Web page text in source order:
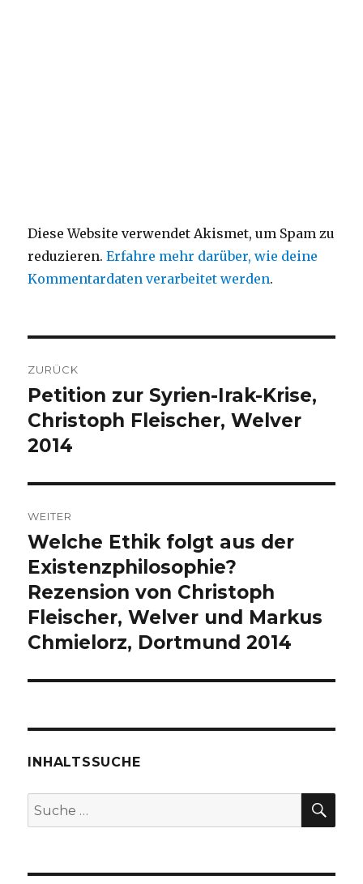
Diese Website verwendet Akismet, um Spam zu
reduzieren.Erfahre mehr darüber, wie deine
Kommentardaten verarbeitet werden.
ZURÜCK
Vorheriger
Beitrag:
Petition zur Syrien-Irak-Krise,
Christoph Fleischer, Welver
2014
WEITER
Nächster
Beitrag:
Welche Ethik folgt aus der
Existenzphilosophie?
Rezension von Christoph
Fleischer, Welver und Markus
Chmielorz, Dortmund 2014
INHALTSSUCHE
Suche
nach: